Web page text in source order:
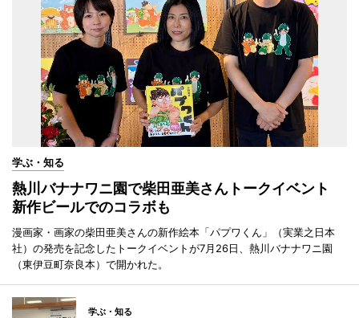
学ぶ・知る
熱川バナナワニ園で柴田亜美さんトークイベント
新作ビールでのコラボも
漫画家・画家の柴田亜美さんの新作絵本「パプワくん」（実業之日本
社）の発売を記念したトークイベントが7月26日、熱川バナナワニ園
（東伊豆町奈良本）で開かれた。
学ぶ・知る